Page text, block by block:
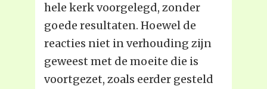
hele kerk voorgelegd, zonder
goede resultaten. Hoewel de
reacties niet in verhouding zijn
geweest met de moeite die is
voortgezet, zoals eerder gesteld